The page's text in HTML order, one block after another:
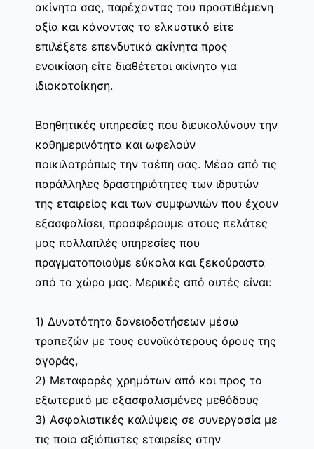
ακίνητο σας, παρέχοντας του προστιθέμενη
αξία και κάνοντας το ελκυστικό είτε
επιλέξετε επενδυτικά ακίνητα προς
ενοικίαση είτε διαθέτεται ακίνητο για
ιδιοκατοίκηση.
Βοηθητικές υπηρεσίες που διευκολύνουν την
καθημερινότητα και ωφελούν
ποικιλοτρόπως την τσέπη σας. Μέσα από τις
παράλληλες δραστηριότητες των ιδρυτών
της εταιρείας και των συμφωνιών που έχουν
εξασφαλίσει, προσφέρουμε στους πελάτες
μας πολλαπλές υπηρεσίες που
πραγματοποιούμε εύκολα και ξεκούραστα
από το χώρο μας. Μερικές από αυτές είναι:
1) Δυνατότητα δανειοδοτήσεων μέσω
τραπεζών με τους ευνοϊκότερους όρους της
αγοράς,
2) Μεταφορές χρημάτων από και προς το
εξωτερικό με εξασφαλισμένες μεθόδους
3) Ασφαλιστικές καλύψεις σε συνεργασία με
τις ποιο αξιόπιστες εταιρείες στην